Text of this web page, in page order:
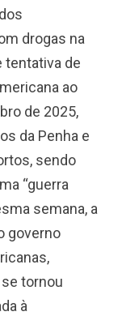
drogas na
tentativa de
ao
de 2025,
da Penha e
sendo
“guerra
semana, a
governo
tornou
à